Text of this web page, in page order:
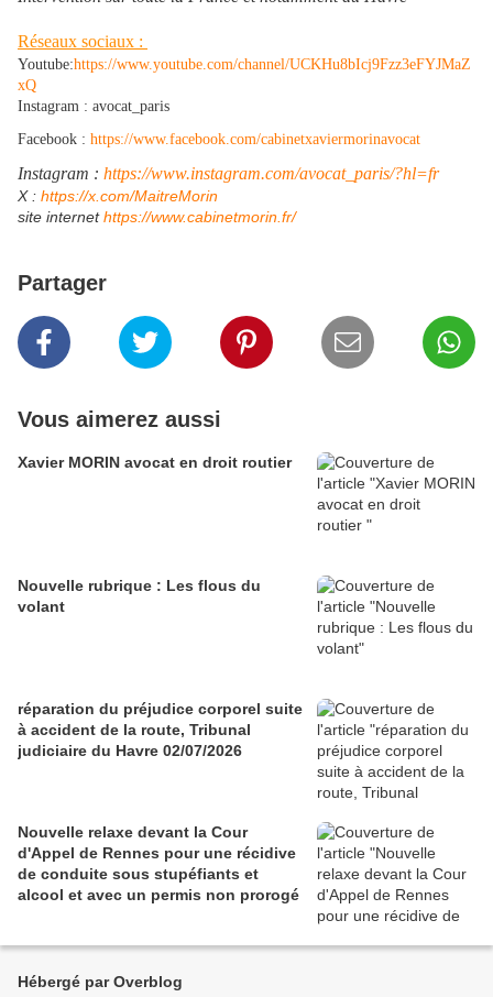
Réseaux sociaux :
Youtube:https://www.youtube.com/channel/UCKHu8bIcj9Fzz3eFYJMaZ
xQ
Instagram : avocat_paris
Facebook : https://www.facebook.com/cabinetxaviermorinavocat
Instagram : https://www.instagram.com/avocat_paris/?hl=fr
​X : https://x.com/MaitreMorin
site internethttps://www.cabinetmorin.fr/
Partager
Vous aimerez aussi
Xavier MORIN avocat en droit routier
Nouvelle rubrique : Les flous du
volant
réparation du préjudice corporel suite
à accident de la route, Tribunal
judiciaire du Havre 02/07/2026
Nouvelle relaxe devant la Cour
d'Appel de Rennes pour une récidive
de conduite sous stupéfiants et
alcool et avec un permis non prorogé
Hébergé par Overblog